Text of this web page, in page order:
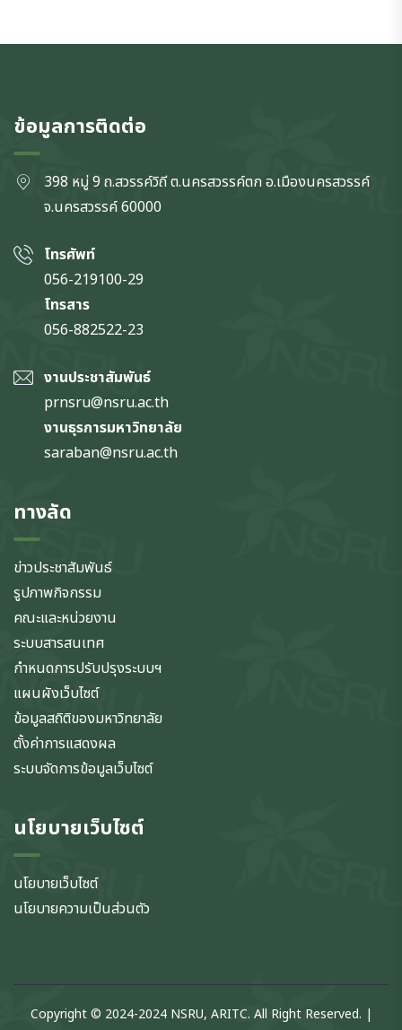
ข้อมูลการติดต่อ
398 หมู่ 9 ถ.สวรรค์วิถี ต.นครสวรรค์ตก อ.เมืองนครสวรรค์
จ.นครสวรรค์60000
โทรศัพท์
056-219100-29
โทรสาร
056-882522-23
งานประชาสัมพันธ์
prnsru@nsru.ac.th
งานธุรการมหาวิทยาลัย
saraban@nsru.ac.th
ทางลัด
ข่าวประชาสัมพันธ์
รูปภาพกิจกรรม
คณะและหน่วยงาน
ระบบสารสนเทศ
กำหนดการปรับปรุงระบบฯ
แผนผังเว็บไซต์
ข้อมูลสถิติของมหาวิทยาลัย
ตั้งค่าการแสดงผล
ระบบจัดการข้อมูลเว็บไซต์
นโยบายเว็บไซต์
นโยบายเว็บไซต์
นโยบายความเป็นส่วนตัว
Copyright © 2024-2024 NSRU, ARITC. All Right Reserved. |